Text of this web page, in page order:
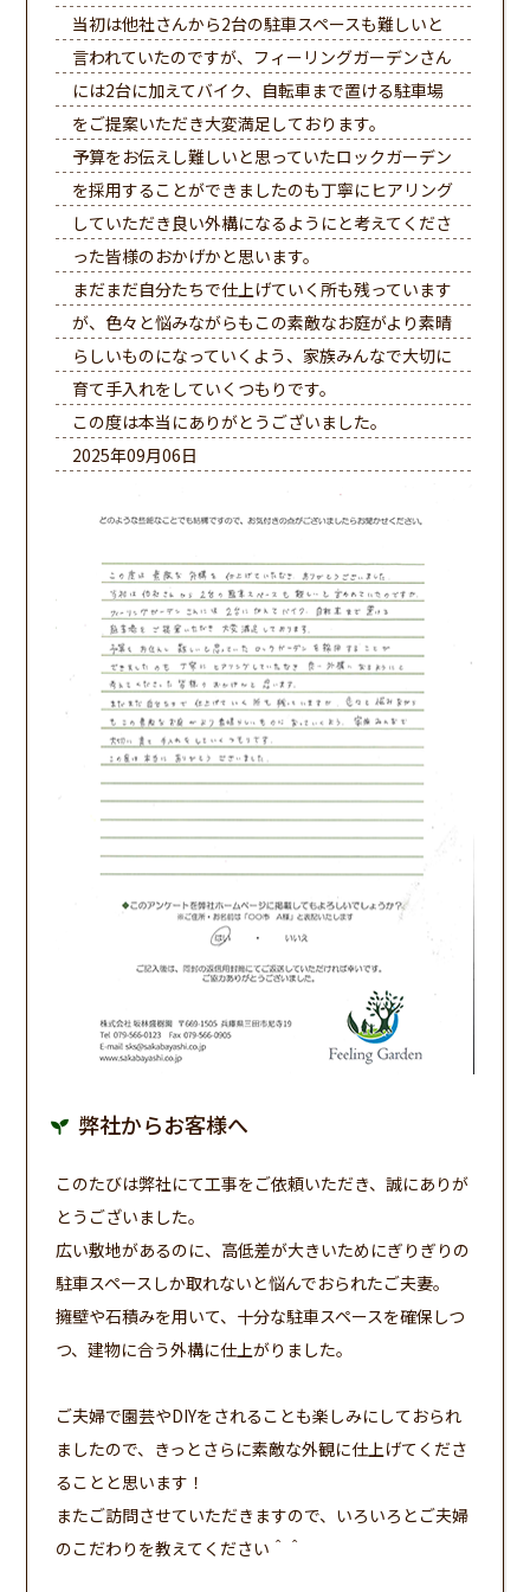
当初は他社さんから2台の駐車スペースも難しいと
言われていたのですが、フィーリングガーデンさん
には2台に加えてバイク、自転車まで置ける駐車場
をご提案いただき大変満足しております。
予算をお伝えし難しいと思っていたロックガーデン
を採用することができましたのも丁寧にヒアリング
していただき良い外構になるようにと考えてくださ
った皆様のおかげかと思います。
まだまだ自分たちで仕上げていく所も残っています
が、色々と悩みながらもこの素敵なお庭がより素晴
らしいものになっていくよう、家族みんなで大切に
育て手入れをしていくつもりです。
この度は本当にありがとうございました。
2025年09月06日
弊社からお客様へ
このたびは弊社にて工事をご依頼いただき、誠にありが
とうございました。
広い敷地があるのに、高低差が大きいためにぎりぎりの
駐車スペースしか取れないと悩んでおられたご夫妻。
擁壁や石積みを用いて、十分な駐車スペースを確保しつ
つ、建物に合う外構に仕上がりました。
ご夫婦で園芸やDIYをされることも楽しみにしておられ
ましたので、きっとさらに素敵な外観に仕上げてくださ
ることと思います！
またご訪問させていただきますので、いろいろとご夫婦
のこだわりを教えてください＾＾